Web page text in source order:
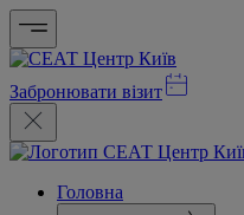
Забронювати візит
Головна